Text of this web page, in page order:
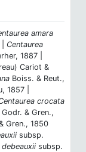
amara
Centaurea
1887 |
Cariot &
Boiss. & Reut.,
1857 |
crocata
Godr. & Gren.,
Gren., 1850
subsp.
debeauxii subsp.